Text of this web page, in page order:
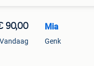
90,00
Vandaag
Mia
Genk